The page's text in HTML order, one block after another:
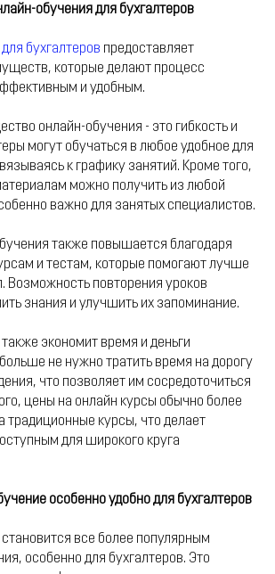
обучения для бухгалтеров
бухгалтеров предоставляет
которые делают процесс
и удобным.
онлайн-обучения - это гибкость и
могут обучаться в любое удобное для
к графику занятий. Кроме того,
можно получить из любой
важно для занятых специалистов.
также повышается благодаря
и тестам, которые помогают лучше
Возможность повторения уроков
знания и улучшить их запоминание.
экономит время и деньги
не нужно тратить время на дорогу
что позволяет им сосредоточиться
цены на онлайн курсы обычно более
традиционные курсы, что делает
для широкого круга
особенно удобно для бухгалтеров
все более популярным
особенно для бухгалтеров. Это